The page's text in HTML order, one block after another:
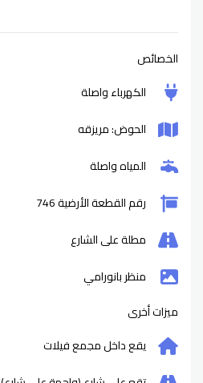
الخصائص
الكهرباء واصلة
الحوض: مريزقه
المياه واصلة
رقم القطعة الأرضية 746
مطلة على الشارع
منظر بانورامي
ميزات أخرى
يقع داخل مجمع فيلات